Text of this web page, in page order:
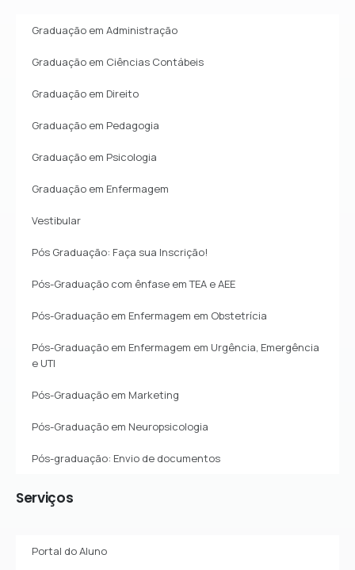
Graduação em Administração
Graduação em Ciências Contábeis
Graduação em Direito
Graduação em Pedagogia
Graduação em Psicologia
Graduação em Enfermagem
Vestibular
Pós Graduação: Faça sua Inscrição!
Pós-Graduação com ênfase em TEA e AEE
Pós-Graduação em Enfermagem em Obstetrícia
Pós-Graduação em Enfermagem em Urgência, Emergência
e UTI
Pós-Graduação em Marketing
Pós-Graduação em Neuropsicologia
Pós-graduação: Envio de documentos
Serviços
Portal do Aluno